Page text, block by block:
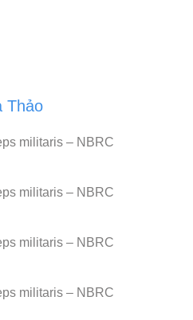
Thảo
militaris – NBRC
militaris – NBRC
militaris – NBRC
militaris – NBRC